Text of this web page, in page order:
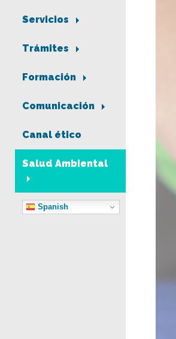
Servicios
Trámites
Formación
Comunicación
Canal ético
Salud Ambiental
Spanish